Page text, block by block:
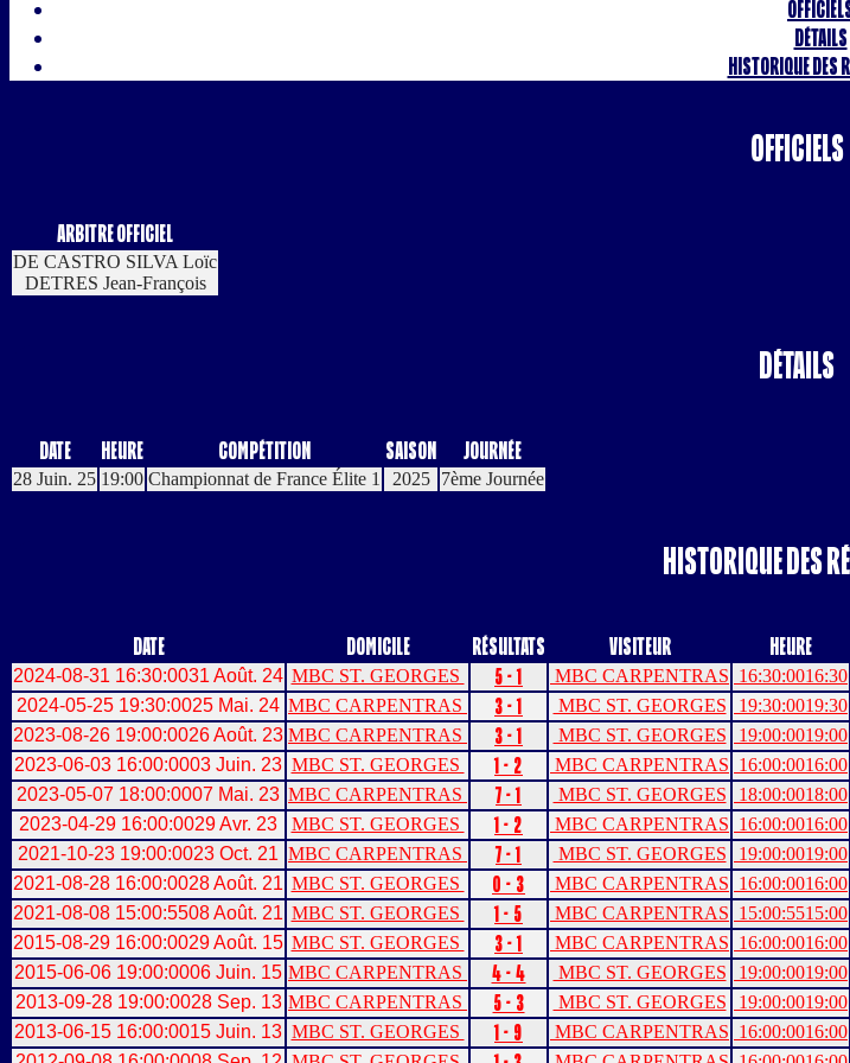
Détails
Historique des
Officiels
Arbitre Officiel
DE CASTRO SILVA Loïc
DETRES Jean-François
Détails
Date Heure Compétition Saison Journée
28 Juin. 25 19:00 Championnat de France Élite 1 2025 7ème Journée
Historique des
Date Domicile Résultats Visiteur Heure
2024-08-31 16:30:0031 Août. 24 MBC ST. GEORGES 5 - 1 MBC CARPENTRAS 16:30:0016:30
2024-05-25 19:30:0025 Mai. 24 MBC CARPENTRAS 3 - 1 MBC ST. GEORGES 19:30:0019:30
2023-08-26 19:00:0026 Août. 23 MBC CARPENTRAS 3 - 1 MBC ST. GEORGES 19:00:0019:00
2023-06-03 16:00:0003 Juin. 23 MBC ST. GEORGES 1 - 2 MBC CARPENTRAS 16:00:0016:00
2023-05-07 18:00:0007 Mai. 23 MBC CARPENTRAS 7 - 1 MBC ST. GEORGES 18:00:0018:00
2023-04-29 16:00:0029 Avr. 23 MBC ST. GEORGES 1 - 2 MBC CARPENTRAS 16:00:0016:00
2021-10-23 19:00:0023 Oct. 21 MBC CARPENTRAS 7 - 1 MBC ST. GEORGES 19:00:0019:00
2021-08-28 16:00:0028 Août. 21 MBC ST. GEORGES 0 - 3 MBC CARPENTRAS 16:00:0016:00
2021-08-08 15:00:5508 Août. 21 MBC ST. GEORGES 1 - 5 MBC CARPENTRAS 15:00:5515:00
2015-08-29 16:00:0029 Août. 15 MBC ST. GEORGES 3 - 1 MBC CARPENTRAS 16:00:0016:00
2015-06-06 19:00:0006 Juin. 15 MBC CARPENTRAS 4 - 4 MBC ST. GEORGES 19:00:0019:00
2013-09-28 19:00:0028 Sep. 13 MBC CARPENTRAS 5 - 3 MBC ST. GEORGES 19:00:0019:00
2013-06-15 16:00:0015 Juin. 13 MBC ST. GEORGES 1 - 9 MBC CARPENTRAS 16:00:0016:00